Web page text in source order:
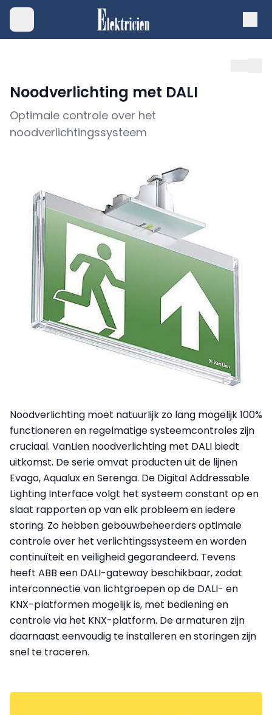
Noodverlichting met DALI
Optimale controle over het
noodverlichtingssysteem
Noodverlichting moet natuurlijk zo lang mogelijk 100%
functioneren en regelmatige systeemcontroles zijn
cruciaal. VanLien noodverlichting met DALI biedt
uitkomst. De serie omvat producten uit de lijnen
Evago, Aqualux en Serenga. De Digital Addressable
Lighting Interface volgt het systeem constant op en
slaat rapporten op van elk probleem en iedere
storing. Zo hebben gebouwbeheerders optimale
controle over het verlichtingssysteem en worden
continuïteit en veiligheid gegarandeerd. Tevens
heeft ABB een DALI-gateway beschikbaar, zodat
interconnectie van lichtgroepen op de DALI- en
KNX-platformen mogelijk is, met bediening en
controle via het KNX-platform. De armaturen zijn
daarnaast eenvoudig te installeren en storingen zijn
snel te traceren.